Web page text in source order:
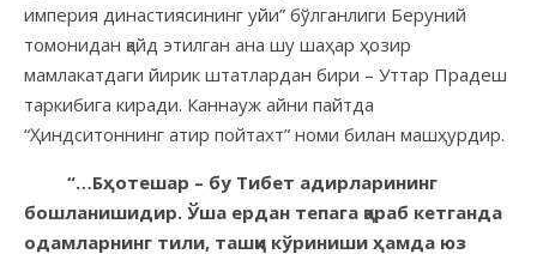
империя династиясининг уйи” бўлганлиги Беруний
томонидан қайд этилган ана шу шаҳар ҳозир
мамлакатдаги йирик штатлардан бири – Уттар Прадеш
таркибига киради. Каннауж айни пайтда
“Ҳиндситоннинг атир пойтахт” номи билан машҳурдир.
“…Бҳотешар – бу Тибет адирларининг
бошланишидир. Ўша ердан тепага қараб кетганда
одамларнинг тили, ташқи кўриниши ҳамда юз